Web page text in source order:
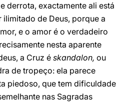
derrota, exactamente ali está
de Deus, porque a
e o amor é o verdadeiro
nesta aparente
a Cruz é skandalon, ou
de tropeço: ela parece
piedoso, que tem dificuldade
nas Sagradas